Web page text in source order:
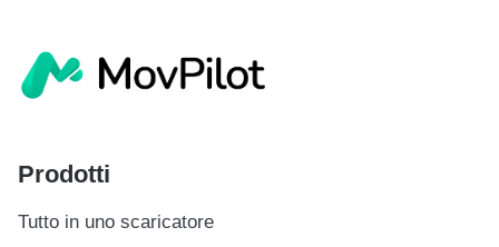
Prodotti
Tutto in uno scaricatore